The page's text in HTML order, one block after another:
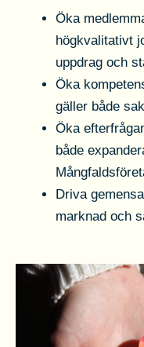
Öka
högkvalitativt
uppdrag och
Öka
gäller både
Öka
både
Driva
marknad och